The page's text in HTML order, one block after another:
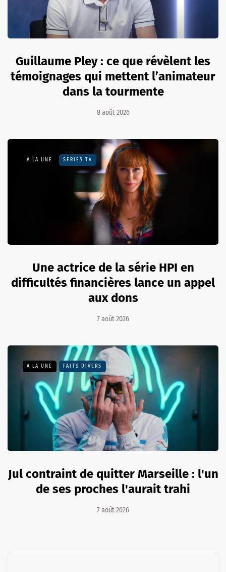
Guillaume Pley : ce que révèlent les
témoignages qui mettent l’animateur
dans la tourmente
8 août 2026
A LA UNE SÉRIES TV
Une actrice de la série HPI en
difficultés financières lance un appel
aux dons
7 août 2026
A LA UNE FAITS DIVERS
Jul contraint de quitter Marseille : l'un
de ses proches l'aurait trahi
7 août 2026